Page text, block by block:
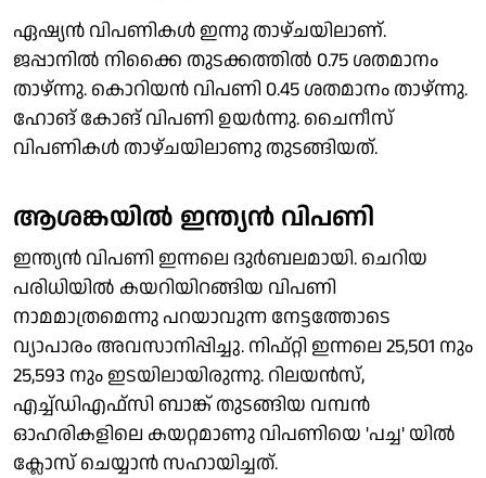
ഏഷ്യൻ വിപണികൾ ഇന്നു താഴ്ചയിലാണ്.
ജപ്പാനിൽ നിക്കൈ തുടക്കത്തിൽ 0.75 ശതമാനം
താഴ്ന്നു. കൊറിയൻ വിപണി 0.45 ശതമാനം താഴ്ന്നു.
ഹോങ് കോങ് വിപണി ഉയർന്നു. ചൈനീസ്
വിപണികൾ താഴ്ചയിലാണു തുടങ്ങിയത്.
ആശങ്കയിൽ ഇന്ത്യൻ വിപണി
ഇന്ത്യൻ വിപണി ഇന്നലെ ദുർബലമായി. ചെറിയ
പരിധിയിൽ കയറിയിറങ്ങിയ വിപണി
നാമമാത്രമെന്നു പറയാവുന്ന നേട്ടത്തോടെ
വ്യാപാരം അവസാനിപ്പിച്ചു. നിഫ്റ്റി ഇന്നലെ 25,501 നും
25,593 നും ഇടയിലായിരുന്നു. റിലയൻസ്,
എച്ച്ഡിഎഫ്സി ബാങ്ക് തുടങ്ങിയ വമ്പൻ
ഓഹരികളിലെ കയറ്റമാണു വിപണിയെ 'പച്ച' യിൽ
ക്ലോസ് ചെയ്യാൻ സഹായിച്ചത്.